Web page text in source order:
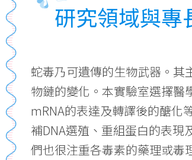
研究領域與專
蛇毒乃可遺傳的生物武器。
物鏈的變化。本實驗室選擇
mRNA的表達及轉譯後的醣化
補DNA選殖、重組蛋白的表
們也很注重各毒素的藥理或毒